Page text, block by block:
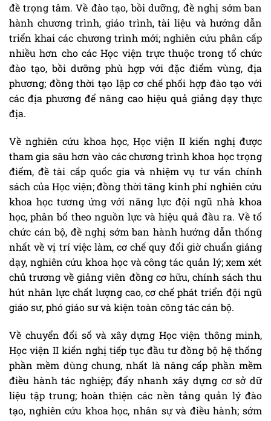
đề trọng tâm. Về đào tạo, bồi dưỡng, đề nghị sớm ban
hành chương trình, giáo trình, tài liệu và hướng dẫn
triển khai các chương trình mới; nghiên cứu phân cấp
nhiều hơn cho các Học viện trực thuộc trong tổ chức
đào tạo, bồi dưỡng phù hợp với đặc điểm vùng, địa
phương; đồng thời tạo lập cơ chế phối hợp đào tạo với
các địa phương để nâng cao hiệu quả giảng dạy thực
địa.
Về nghiên cứu khoa học, Học viện II kiến nghị được
tham gia sâu hơn vào các chương trình khoa học trọng
điểm, đề tài cấp quốc gia và nhiệm vụ tư vấn chính
sách của Học viện; đồng thời tăng kinh phí nghiên cứu
khoa học tương ứng với năng lực đội ngũ nhà khoa
học, phân bổ theo nguồn lực và hiệu quả đầu ra. Về tổ
chức cán bộ, đề nghị sớm ban hành hướng dẫn thống
nhất về vị trí việc làm, cơ chế quy đổi giờ chuẩn giảng
dạy, nghiên cứu khoa học và công tác quản lý; xem xét
chủ trương về giảng viên đồng cơ hữu, chính sách thu
hút nhân lực chất lượng cao, cơ chế phát triển đội ngũ
giáo sư, phó giáo sư và kiện toàn công tác cán bộ.
Về chuyển đổi số và xây dựng Học viện thông minh,
Học viện II kiến nghị tiếp tục đầu tư đồng bộ hệ thống
phần mềm dùng chung, nhất là nâng cấp phần mềm
điều hành tác nghiệp; đẩy nhanh xây dựng cơ sở dữ
liệu tập trung; hoàn thiện các nền tảng quản lý đào
tạo, nghiên cứu khoa học, nhân sự và điều hành; sớm